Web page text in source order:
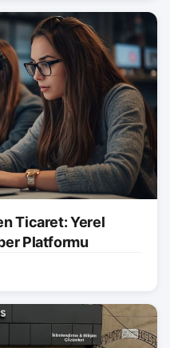
Ticaret: Yerel
Platformu